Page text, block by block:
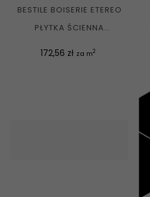
BESTILE BOISERIE ETEREO
PŁYTKA ŚCIENNA
Cena
172,56 zł za m2